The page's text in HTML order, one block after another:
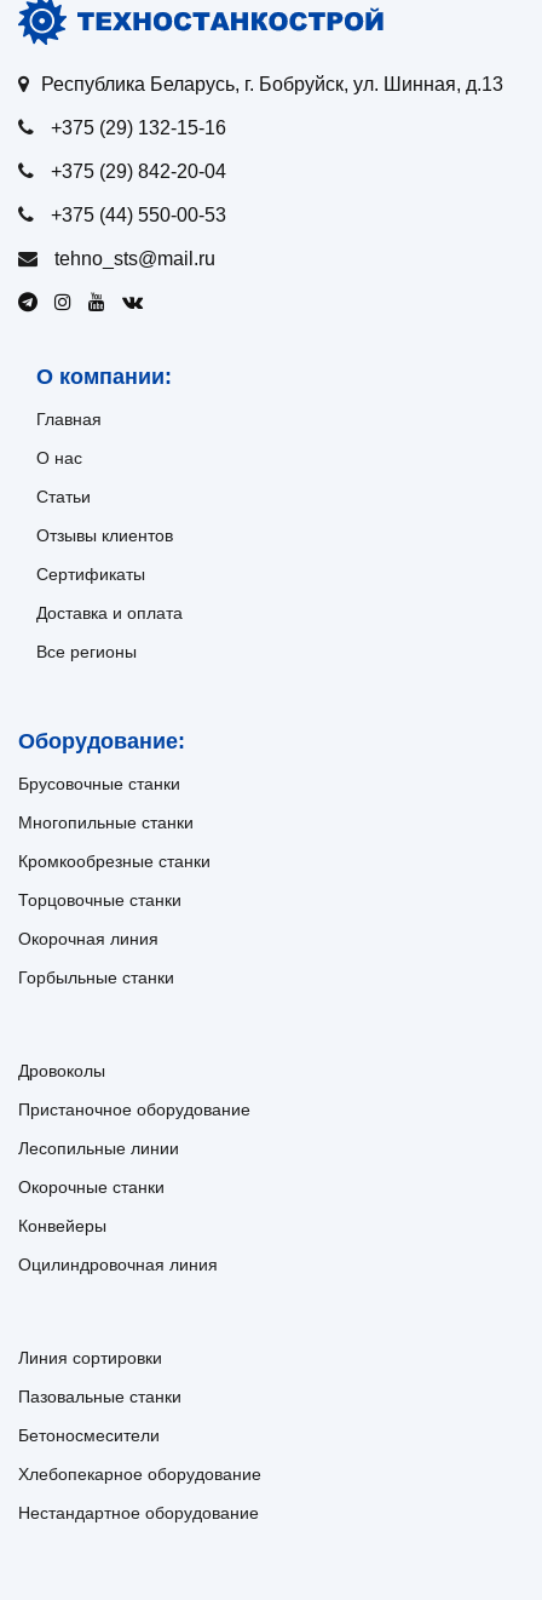
Республика Беларусь, г. Бобруйск, ул. Шинная, д.13
+375 (29) 132-15-16
+375 (29) 842-20-04
+375 (44) 550-00-53
tehno_sts@mail.ru
О компании:
Главная
О нас
Статьи
Отзывы клиентов
Сертификаты
Доставка и оплата
Все регионы
Оборудование:
Брусовочные станки
Многопильные станки
Кромкообрезные станки
Торцовочные станки
Окорочная линия
Горбыльные станки
Дровоколы
Пристаночное оборудование
Лесопильные линии
Окорочные станки
Конвейеры
Оцилиндровочная линия
Линия сортировки
Пазовальные станки
Бетоносмесители
Хлебопекарное оборудование
Нестандартное оборудование